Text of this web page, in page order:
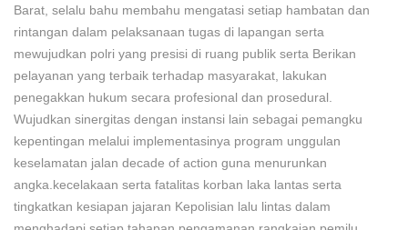
Barat, selalu bahu membahu mengatasi setiap hambatan dan
rintangan dalam pelaksanaan tugas di lapangan serta
mewujudkan polri yang presisi di ruang publik serta Berikan
pelayanan yang terbaik terhadap masyarakat, lakukan
penegakkan hukum secara profesional dan prosedural.
Wujudkan sinergitas dengan instansi lain sebagai pemangku
kepentingan melalui implementasinya program unggulan
keselamatan jalan decade of action guna menurunkan
angka.kecelakaan serta fatalitas korban laka lantas serta
tingkatkan kesiapan jajaran Kepolisian lalu lintas dalam